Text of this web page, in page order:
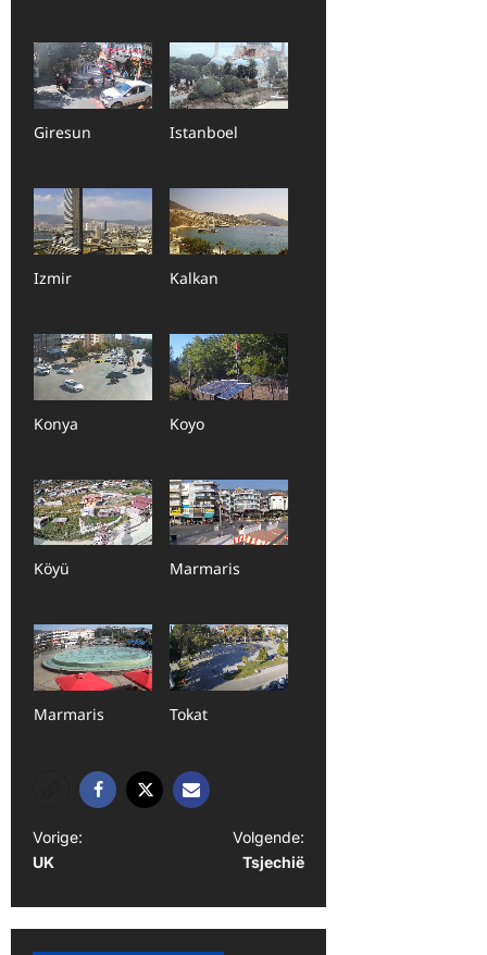
Giresun Istanboel
Izmir Kalkan
Konya Koyo
Köyü Marmaris
Marmaris Tokat
B
e
r
Vorige:
UK
Volgende:
Tsjechië